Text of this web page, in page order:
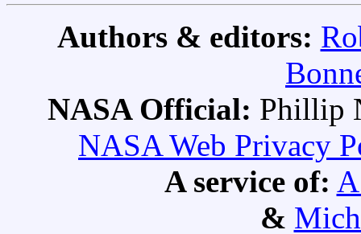
Authors & editors:
NASA Official: Phillip
NASA Web Privacy
A service of:
&